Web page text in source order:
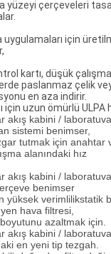
yüzeyi çerçeveleri
uygulamaları için
kartı, düşük
paslanmaz çelik
en aza indirir.
için uzun ömürlü
akış kabini /
sistemi benimser,
tutmak için anahtar
alanındaki hız
akış kabini /
benimser
yüksek verimlilikstatik
hava filtresi,
azaltmak için.
akış kabini /
en yeni tip tezgah.